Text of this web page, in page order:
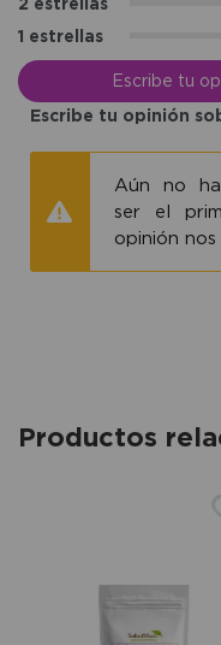
1 estrellas
Escribe tu
Escribe tu opinión
Aún no
ser el
opinión nos
Productos